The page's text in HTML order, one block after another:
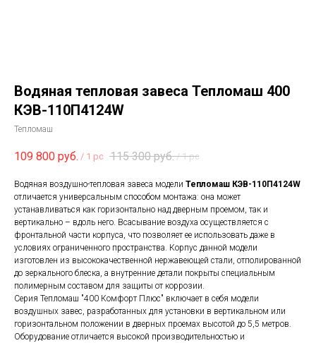
Водяная тепловая завеса Тепломаш 400
КЭВ-110П4124W
Тепломаш
109 800 руб. / 1 pc 115 300 руб. / 1 pc
Водяная воздушно-тепловая завеса модели Тепломаш КЭВ-110П4124W
отличается универсальным способом монтажа: она может
устанавливаться как горизонтально над дверным проемом, так и
вертикально – вдоль него. Всасывание воздуха осуществляется с
фронтальной части корпуса, что позволяет ее использовать даже в
условиях ограниченного пространства. Корпус данной модели
изготовлен из высококачественной нержавеющей стали, отполированной
до зеркального блеска, а внутренние детали покрыты специальным
полимерным составом для защиты от коррозии.
Серия Тепломаш "400 Комфорт Плюс" включает в себя модели
воздушных завес, разработанных для установки в вертикальном или
горизонтальном положении в дверных проемах высотой до 5,5 метров.
Оборудование отличается высокой производительностью и